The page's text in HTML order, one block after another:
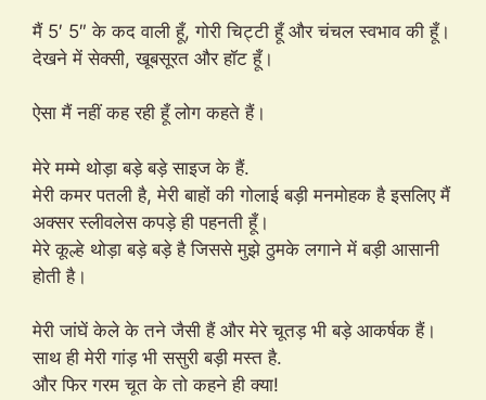
मैं 5′ 5″ के कद वाली हूँ, गोरी चिट्टी हूँ और चंचल स्वभाव की हूँ।
देखने में सेक्सी, खूबसूरत और हॉट हूँ।
ऐसा मैं नहीं कह रही हूँ लोग कहते हैं।
मेरे मम्मे थोड़ा बड़े बड़े साइज के हैं.
मेरी कमर पतली है, मेरी बाहों की गोलाई बड़ी मनमोहक है इसलिए मैं
अक्सर स्लीवलेस कपड़े ही पहनती हूँ।
मेरे कूल्हे थोड़ा बड़े बड़े है जिससे मुझे ठुमके लगाने में बड़ी आसानी
होती है।
मेरी जांघें केले के तने जैसी हैं और मेरे चूतड़ भी बड़े आकर्षक हैं।
साथ ही मेरी गांड़ भी ससुरी बड़ी मस्त है.
और फिर गरम चूत के तो कहने ही क्या!